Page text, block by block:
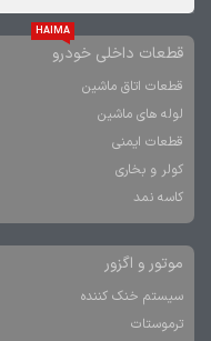
قطعات داخلی خودرو
HAIMA
قطعات اتاق ماشین
لوله های ماشین
قطعات ایمنی
کولر و بخاری
کاسه نمد
موتور و اگزور
سیستم خنک کننده
ترموستات